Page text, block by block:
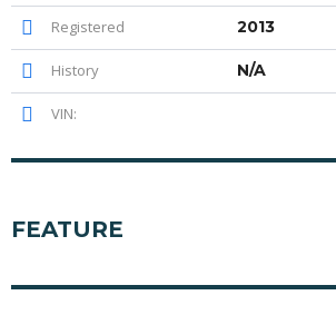
Registered 2013
History N/A
VIN:
FEATURE